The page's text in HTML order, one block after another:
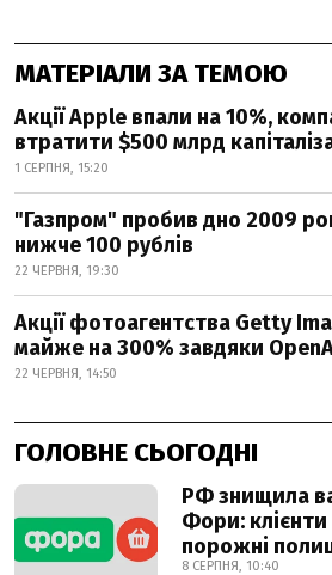
МАТЕРІАЛИ ЗА ТЕМОЮ
Акції Apple впали на 10%,
втратити $500 млрд
1 СЕРПНЯ, 15:20
"Газпром" пробив дно 2009
нижче 100 рублів
22 ЧЕРВНЯ, 19:30
Акції фотоагентства Getty
майже на 300% завдяки
22 ЧЕРВНЯ, 14:50
ГОЛОВНЕ СЬОГОДНІ
РФ знищила
Фори:
порожні
8 СЕРПНЯ, 10:40